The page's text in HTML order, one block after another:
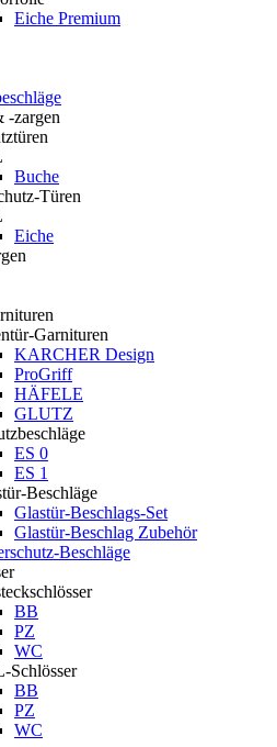
Eiche Premium
-zargen
Buche
Türen
Eiche
Garnituren
KARCHER Design
ProGriff
HÄFELE
GLUTZ
ES 0
ES 1
Beschläge
Glastür-Beschlags-Set
Glastür-Beschlag Zubehör
Beschläge
BB
PZ
WC
Schlösser
BB
PZ
WC